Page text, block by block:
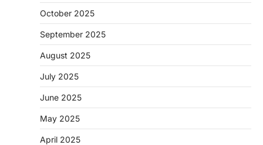
October 2025
September 2025
August 2025
July 2025
June 2025
May 2025
April 2025